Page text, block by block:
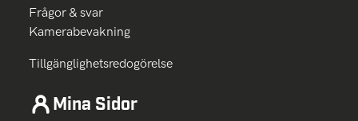
Frågor & svar
Kamerabevakning
Tillgänglighetsredogörelse
Mina Sidor